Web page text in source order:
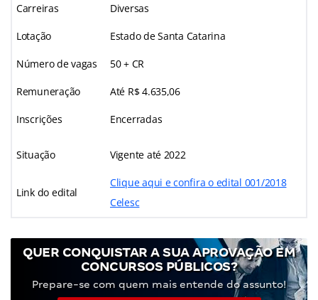
Carreiras Diversas
Lotação Estado de Santa Catarina
Número de vagas 50 + CR
Remuneração Até R$ 4.635,06
Inscrições Encerradas
Situação Vigente até 2022
Link do edital
Clique aqui e confira o edital 001/2018
Celesc
QUER CONQUISTAR A SUA APROVAÇÃO EM
CONCURSOS PÚBLICOS?
Prepare-se com quem mais entende do assunto!